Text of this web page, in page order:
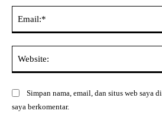
Simpan nama, email, dan situs web saya
saya berkomentar.